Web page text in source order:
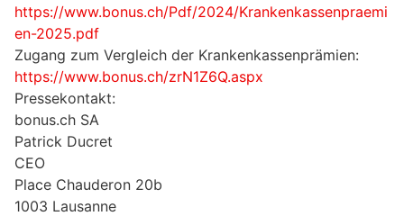
https://www.bonus.ch/Pdf/2024/Krankenkassenpraemi
en-2025.pdf
Zugang zum Vergleich der Krankenkassenprämien:
https://www.bonus.ch/zrN1Z6Q.aspx
Pressekontakt:
bonus.ch SA
Patrick Ducret
CEO
Place Chauderon 20b
1003 Lausanne